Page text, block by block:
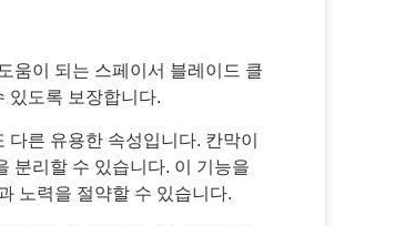
움이 되는 스페이서 블레이드 클
있도록 보장합니다.
른 유용한 속성입니다. 칸막이
분리할 수 있습니다. 이 기능을
노력을 절약할 수 있습니다.